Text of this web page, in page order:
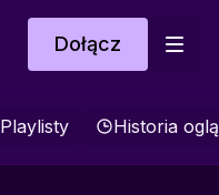
Dołącz
Playlisty Historia